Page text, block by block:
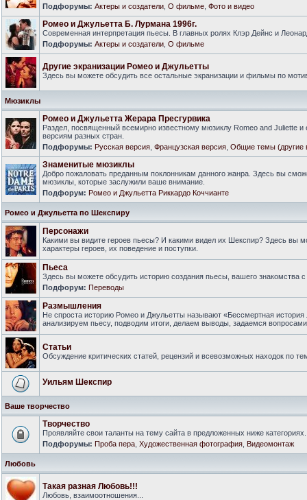
Подфорумы: Актеры и создатели О фильме Фото и видео
Ромео и Джульетта Б. Лурмана 1996г.
Современная интерпретация пьесы. В главных ролях Клэр Дейнс и
Подфорумы: Актеры и создатели О фильме
Другие экранизации Ромео и Джульетты
Здесь вы можете обсудить все остальные экранизации и фильмы по
Мюзиклы
Ромео и Джульетта Жерара Пресгурвика
Раздел, посвященный всемирно известному мюзиклу Romeo and Juliette и
версиям разных стран.
Подфорумы: Русская версия Французская версия Общие темы (другие
Знаменитые мюзиклы
Добро пожаловать преданным поклонникам данного жанра. Здесь вы
мюзиклы, которые заслужили ваше внимание.
Подфорум: Ромео и Джульетта Риккардо Коччианте
Ромео и Джульетта по Шекспиру
Персонажи
Какими вы видите героев пьесы? И какими видел их Шекспир? Здесь вы
характеры героев, их поведение и поступки.
Пьеса
Здесь вы можете обсудить историю создания пьесы, вашего знакомства
Подфорум: Переводы
Размышления
Не спроста историю Ромео и Джульетты называют «Бессмертная
анализируем пьесу, подводим итоги, делаем выводы, задаемся
Статьи
Обсуждение критических статей, рецензий и всевозможных находок по
Уильям Шекспир
Ваше творчество
Творчество
Проявляйте свои таланты на тему сайта в предложенных ниже категориях.
Подфорумы: Проба пера Художественная фотография Видеомонтаж
Любовь
Такая разная Любовь!!!
Любовь, взаимоотношения...